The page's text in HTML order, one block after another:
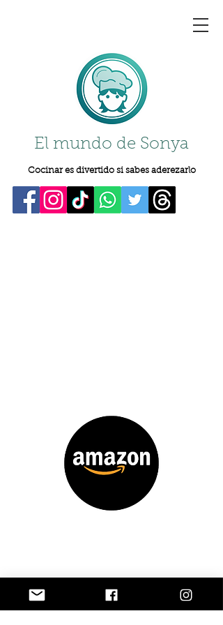
El mundo de Sonya
Cocinar es divertido si sabes aderezarlo